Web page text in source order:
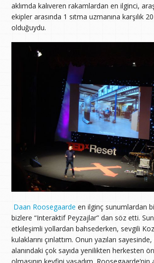
aklımda kalıveren rakamlardan en ilginci,
ekipler arasında 1 sıtma uzmanına karşılık
olduğuydu.
Daan Roosegaarde en ilginç sunumlardan
bizlere “Interaktif Peyzajlar” dan söz etti.
etkileşimli yollardan bahsederken, sevgili
kulaklarını çınlattım. Onun yazıları
alanındaki çok sayıda yenilikten herkesten